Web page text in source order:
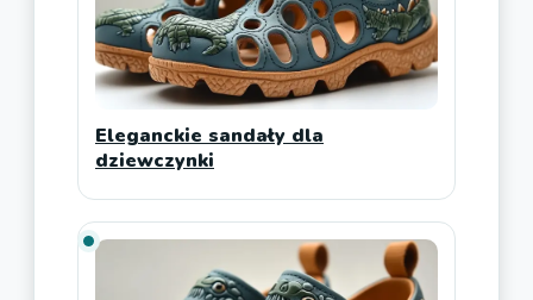
Eleganckie sandały dla
dziewczynki